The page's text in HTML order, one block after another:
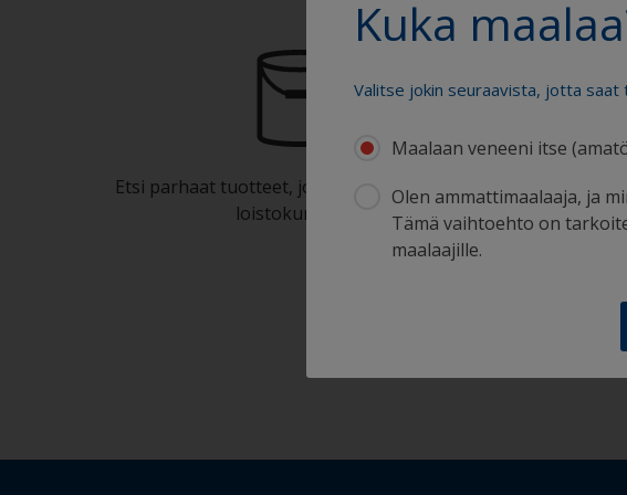
Kuka
Valitse jokin seuraavista, jotta
Maalaan veneeni itse
Olen ammattimaalaaja, ja
Tämä vaihtoehto on
maalaajille.
Etsi parhaat tuotteet, joilla voit pitää veneesi
loistokunnossa